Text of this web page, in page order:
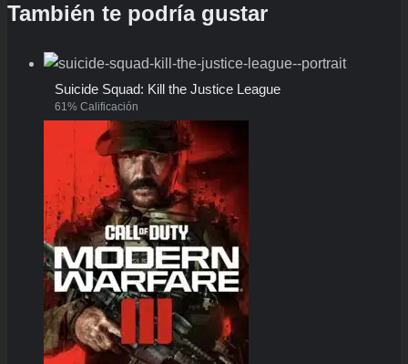
También te podría gustar
Suicide Squad: Kill the Justice League
61% Calificación